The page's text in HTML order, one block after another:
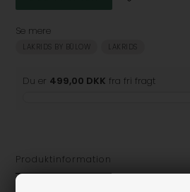
Se mere
LAKRIDS BY BÜLOW LAKRIDS
Du er 499,00 DKK fra fri fragt
Produktinformation